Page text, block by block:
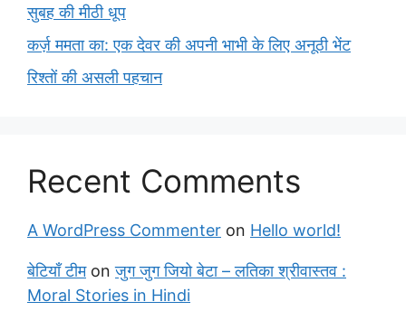
सुबह की मीठी धूप
कर्ज़ ममता का: एक देवर की अपनी भाभी के लिए अनूठी भेंट
रिश्तों की असली पहचान
Recent Comments
A WordPress Commenter on Hello world!
बेटियाँ टीमonजुग जुग जियो बेटा – लतिका श्रीवास्तव :
Moral Stories in Hindi